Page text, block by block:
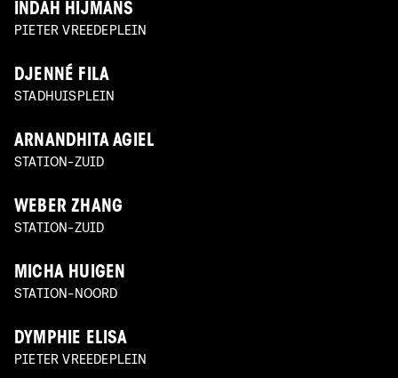
INDAH HIJMANS
PIETER VREEDEPLEIN
DJENNÉ FILA
STADHUISPLEIN
ARNANDHITA AGIEL
STATION-ZUID
WEBER ZHANG
STATION-ZUID
MICHA HUIGEN
STATION-NOORD
DYMPHIE ELISA
PIETER VREEDEPLEIN